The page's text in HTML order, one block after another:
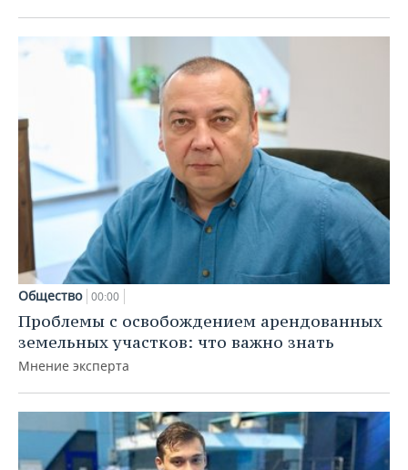
Общество 00:00
Проблемы с освобождением арендованных
земельных участков: что важно знать
Мнение эксперта